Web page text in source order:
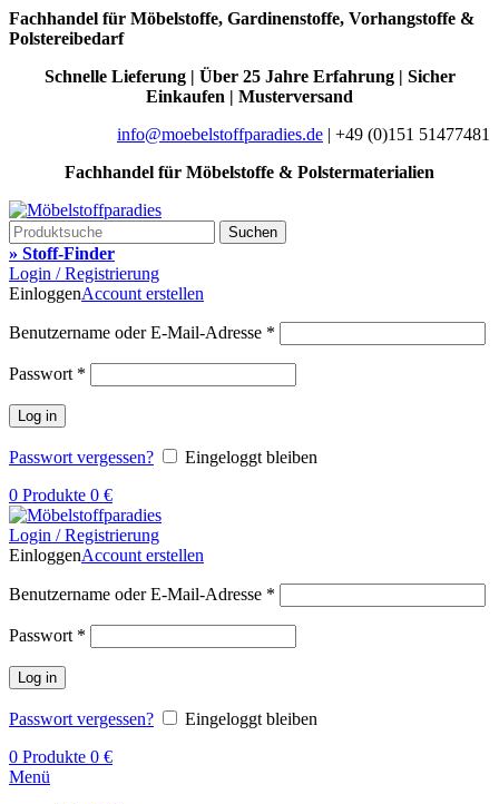
Fachhandel für Möbelstoffe, Gardinenstoffe, Vorhangstoffe &
Polstereibedarf
Schnelle Lieferung | Über 25 Jahre Erfahrung | Sicher
Einkaufen | Musterversand
info@moebelstoffparadies.de | +49 (0)151 51477481
Fachhandel für Möbelstoffe & Polstermaterialien
Suchen
» Stoff-Finder
Login / Registrierung
EinloggenAccount erstellen
Benutzername oder E-Mail-Adresse *
Passwort *
Log in
Passwort vergessen?
Eingeloggt bleiben
0 Produkte 0 €
Login / Registrierung
EinloggenAccount erstellen
Benutzername oder E-Mail-Adresse *
Passwort *
Log in
Passwort vergessen?
Eingeloggt bleiben
0 Produkte 0 €
Menü